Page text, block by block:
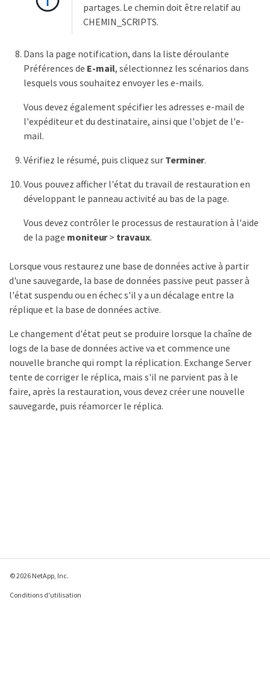
partages. Le chemin doit être relatif au
CHEMIN_SCRIPTS.
Dans la page notification, dans la liste déroulante
Préférences de E-mail, sélectionnez les scénarios dans
lesquels vous souhaitez envoyer les e-mails.
Vous devez également spécifier les adresses e-mail de
l'expéditeur et du destinataire, ainsi que l'objet de l'e-
mail.
Vérifiez le résumé, puis cliquez sur Terminer.
Vous pouvez afficher l'état du travail de restauration en
développant le panneau activité au bas de la page.
Vous devez contrôler le processus de restauration à l'aide
de la page moniteur> travaux.
Lorsque vous restaurez une base de données active à partir
d'une sauvegarde, la base de données passive peut passer à
l'état suspendu ou en échec s'il y a un décalage entre la
réplique et la base de données active.
Le changement d'état peut se produire lorsque la chaîne de
logs de la base de données active va et commence une
nouvelle branche qui rompt la réplication. Exchange Server
tente de corriger le réplica, mais s'il ne parvient pas à le
faire, après la restauration, vous devez créer une nouvelle
sauvegarde, puis réamorcer le réplica.
© 2026 NetApp, Inc.
Conditions d'utilisation